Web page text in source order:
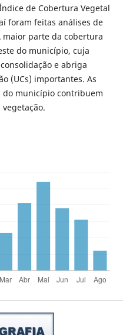
de Cobertura Vegetal
foram feitas análises de
maior parte da cobertura
do município, cuja
e abriga
(UCs) importantes. As
do município contribuem